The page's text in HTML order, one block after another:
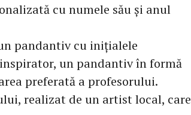
cu numele său și anul
pandantiv cu inițialele
un pandantiv în formă
preferată a profesorului.
realizat de un artist local, care